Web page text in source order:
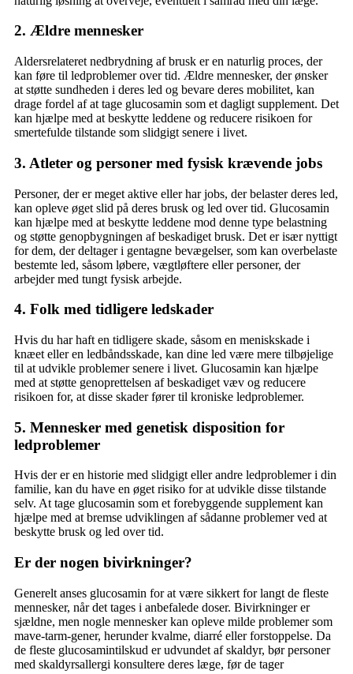
2. Ældre mennesker
Aldersrelateret nedbrydning af brusk er en naturlig proces, der
kan føre til ledproblemer over tid. Ældre mennesker, der ønsker
at støtte sundheden i deres led og bevare deres mobilitet, kan
drage fordel af at tage glucosamin som et dagligt supplement. Det
kan hjælpe med at beskytte leddene og reducere risikoen for
smertefulde tilstande som slidgigt senere i livet.
3. Atleter og personer med fysisk krævende jobs
Personer, der er meget aktive eller har jobs, der belaster deres led,
kan opleve øget slid på deres brusk og led over tid. Glucosamin
kan hjælpe med at beskytte leddene mod denne type belastning
og støtte genopbygningen af beskadiget brusk. Det er især nyttigt
for dem, der deltager i gentagne bevægelser, som kan overbelaste
bestemte led, såsom løbere, vægtløftere eller personer, der
arbejder med tungt fysisk arbejde.
4. Folk med tidligere ledskader
Hvis du har haft en tidligere skade, såsom en meniskskade i
knæet eller en ledbåndsskade, kan dine led være mere tilbøjelige
til at udvikle problemer senere i livet. Glucosamin kan hjælpe
med at støtte genoprettelsen af beskadiget væv og reducere
risikoen for, at disse skader fører til kroniske ledproblemer.
5. Mennesker med genetisk disposition for
ledproblemer
Hvis der er en historie med slidgigt eller andre ledproblemer i din
familie, kan du have en øget risiko for at udvikle disse tilstande
selv. At tage glucosamin som et forebyggende supplement kan
hjælpe med at bremse udviklingen af sådanne problemer ved at
beskytte brusk og led over tid.
Er der nogen bivirkninger?
Generelt anses glucosamin for at være sikkert for langt de fleste
mennesker, når det tages i anbefalede doser. Bivirkninger er
sjældne, men nogle mennesker kan opleve milde problemer som
mave-tarm-gener, herunder kvalme, diarré eller forstoppelse. Da
de fleste glucosamintilskud er udvundet af skaldyr, bør personer
med skaldyrsallergi konsultere deres læge, før de tager